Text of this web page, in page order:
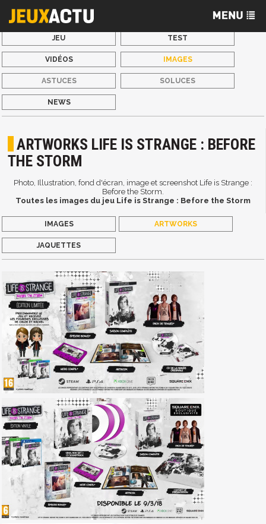
JEU TEST
VIDÉOS IMAGES
ASTUCES SOLUCES
NEWS
ARTWORKS LIFE IS STRANGE : BEFORE
THE STORM
Photo, Illustration, fond d'écran, image et screenshot Life is Strange :
Before the Storm.
Toutes les images du jeu Life is Strange : Before the Storm
IMAGES ARTWORKS
JAQUETTES